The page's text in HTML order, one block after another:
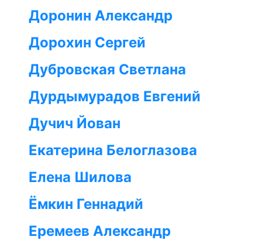
Доронин Александр
Дорохин Сергей
Дубровская Светлана
Дурдымурадов Евгений
Дучич Йован
Екатерина Белоглазова
Елена Шилова
Ёмкин Геннадий
Еремеев Александр